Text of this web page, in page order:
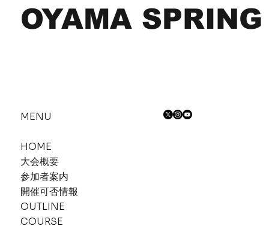
OYAMA
MENU
HOME
大会概要
参加者案内
​​開催可否情報
OUTLINE
COURSE